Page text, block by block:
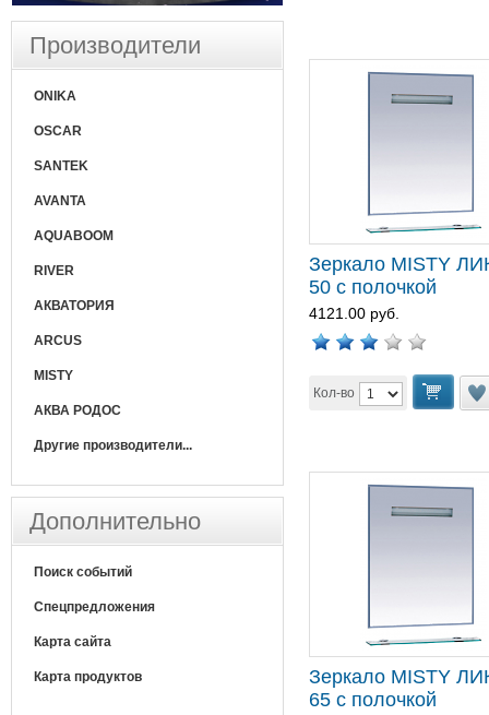
Зеркало MISTY
50 с полочкой
4121.00 руб.
Кол-во
Зеркало MISTY
65 с полочкой
Производители
ONIKA
OSCAR
SANTEK
AVANTA
AQUABOOM
RIVER
АКВАТОРИЯ
ARCUS
MISTY
АКВА РОДОС
Другие производители...
Дополнительно
Поиск событий
Спецпредложения
Карта сайта
Карта продуктов